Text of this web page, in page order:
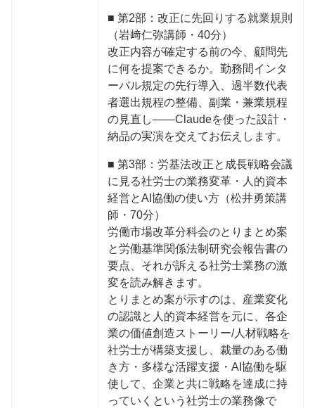
■ 第2部：改正に先回りする就業規則
（岩﨑仁弥講師・40分）
改正内容が確定する前の今、顧問先
に何を提案できるか。勤務間インタ
ーバル規定の先行導入、過半数代表
者選出規程の整備、副業・兼業規程
の見直し——Claudeを使った設計・
納品の実演を交えてお伝えします。
■ 第3部：労基法改正と成長戦略会議
に見る社労士の業務変革・人的資本
経営とAI協働の使い方（松井勇策講
師・70分）
労働市場改革分科会のとりまとめ案
と労働基準関係法制研究会報告書の
要点、それが訴える社労士業務の激
変を読み解きます。
とりまとめ案が示すのは、産業変化
の認識と人的資本経営を元に、各企
業の価値創造ストーリー/人材戦略を
社労士が構築支援し、裁量のある働
き方・多様な活躍支援・AI協働を駆
使して、企業と共に戦略を達成に持
っていくという社労士の業務像で